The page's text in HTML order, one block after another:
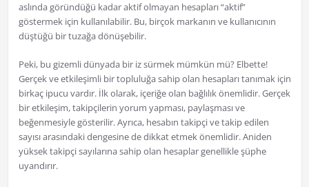
aslında göründüğü kadar aktif olmayan hesapları “aktif”
göstermek için kullanılabilir. Bu, birçok markanın ve kullanıcının
düştüğü bir tuzağa dönüşebilir.
Peki, bu gizemli dünyada bir iz sürmek mümkün mü? Elbette!
Gerçek ve etkileşimli bir topluluğa sahip olan hesapları tanımak için
birkaç ipucu vardır. İlk olarak, içeriğe olan bağlılık önemlidir. Gerçek
bir etkileşim, takipçilerin yorum yapması, paylaşması ve
beğenmesiyle gösterilir. Ayrıca, hesabın takipçi ve takip edilen
sayısı arasındaki dengesine de dikkat etmek önemlidir. Aniden
yüksek takipçi sayılarına sahip olan hesaplar genellikle şüphe
uyandırır.